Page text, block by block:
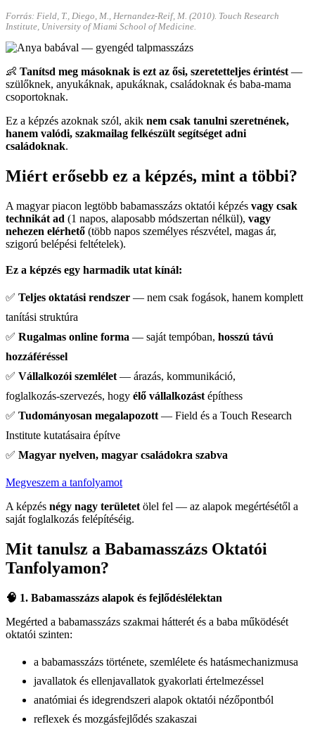
Forrás: Field, T., Diego, M., Hernandez‑Reif, M. (2010). Touch Research
Institute, University of Miami School of Medicine.
👶 Tanítsd meg másoknak is ezt az ősi, szeretetteljes érintést —
szülőknek, anyukáknak, apukáknak, családoknak és baba‑mama
csoportoknak.
Ez a képzés azoknak szól, akik nem csak tanulni szeretnének,
hanem valódi, szakmailag felkészült segítséget adni
családoknak.
Miért erősebb ez a képzés, mint a többi?
A magyar piacon legtöbb babamasszázs oktatói képzés vagy csak
technikát ad (1 napos, alaposabb módszertan nélkül), vagy
nehezen elérhető (több napos személyes részvétel, magas ár,
szigorú belépési feltételek).
Ez a képzés egy harmadik utat kínál:
✅ Teljes oktatási rendszer — nem csak fogások, hanem komplett
tanítási struktúra
✅ Rugalmas online forma — saját tempóban, hosszú távú
hozzáféréssel
✅ Vállalkozói szemlélet — árazás, kommunikáció,
foglalkozás‑szervezés, hogy élő vállalkozást építhess
✅ Tudományosan megalapozott — Field és a Touch Research
Institute kutatásaira építve
✅ Magyar nyelven, magyar családokra szabva
Megveszem a tanfolyamot
A képzés négy nagy területet ölel fel — az alapok megértésétől a
saját foglalkozás felépítéséig.
Mit tanulsz a Babamasszázs Oktatói
Tanfolyamon?
🧠 1. Babamasszázs alapok és fejlődéslélektan
Megérted a babamasszázs szakmai hátterét és a baba működését
oktatói szinten:
a babamasszázs története, szemlélete és hatásmechanizmusa
javallatok és ellenjavallatok gyakorlati értelmezéssel
anatómiai és idegrendszeri alapok oktatói nézőpontból
reflexek és mozgásfejlődés szakaszai